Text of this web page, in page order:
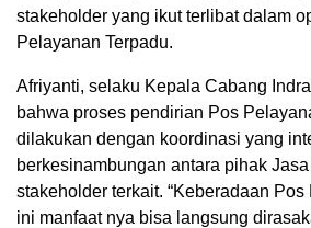
stakeholder yang ikut terlibat dalam
Pelayanan Terpadu.
Afriyanti, selaku Kepala Cabang
bahwa proses pendirian Pos
dilakukan dengan koordinasi yang
berkesinambungan antara pihak Jasa
stakeholder terkait. “Keberadaan Pos
ini manfaat nya bisa langsung